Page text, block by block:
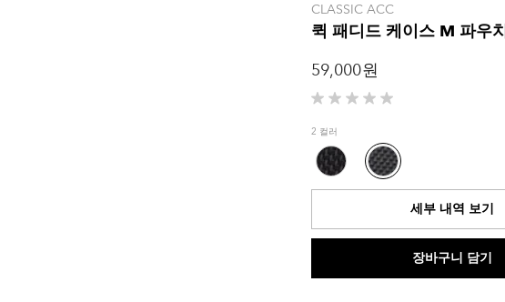
CLASSIC ACC
퀵 패디드 케이스 M 파우치
59,000 원
별
5
개
중
0.0
개
니
2 컬러
세부 내역 보기
장바구니 담기